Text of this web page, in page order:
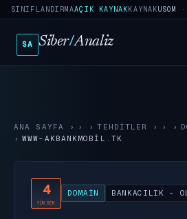
SINIFLANDIRMAAÇIK KAYNAKKAYNAKUSOM
SA Siber/Analiz
ANA SAYFA › TEHDITLER ›
WWW-AKBANKMOBIL.TK
4
YÜKSEK
DOMAIN BANKACILIK -